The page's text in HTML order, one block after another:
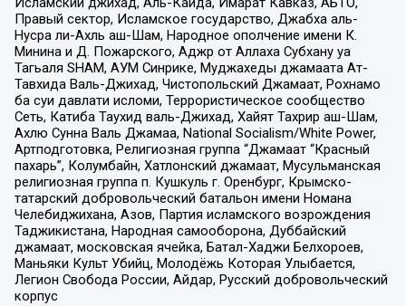
Правый сектор, Исламское государство, Джабха аль-
Нусра ли-Ахль аш-Шам, Народное ополчение имени К.
Минина и Д. Пожарского, Аджр от Аллаха Субхану уа
Тагьаля SHAM, АУМ Синрике, Муджахеды джамаата Ат-
Тавхида Валь-Джихад, Чистопольский Джамаат, Рохнамо
ба суи давлати исломи, Террористическое сообщество
Сеть, Катиба Таухид валь-Джихад, Хайят Тахрир аш-Шам,
Ахлю Сунна Валь Джамаа, National Socialism/White Power,
Артподготовка, Религиозная группа “Джамаат “Красный
пахарь”, Колумбайн, Хатлонский джамаат, Мусульманская
религиозная группа п. Кушкуль г. Оренбург, Крымско-
татарский добровольческий батальон имени Номана
Челебиджихана, Азов, Партия исламского возрождения
Таджикистана, Народная самооборона, Дуббайский
джамаат, московская ячейка, Батал-Хаджи Белхороев,
Маньяки Культ Убийц, Молодёжь Которая Улыбается,
Легион Свобода России, Айдар, Русский добровольческий
корпус